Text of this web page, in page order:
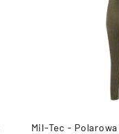
Mil-Tec -